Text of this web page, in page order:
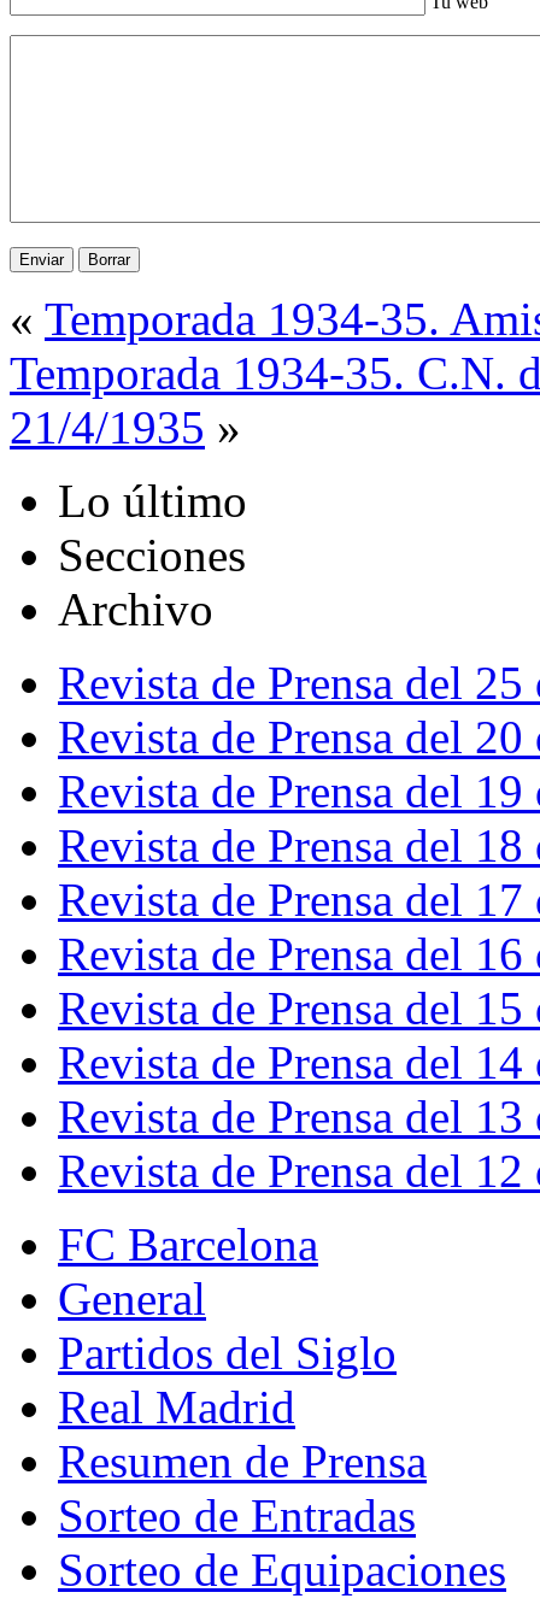
« Temporada 1934-35.
Temporada 1934-35. C.N.
21/4/1935 »
Lo último
Secciones
Archivo
Revista de Prensa del
Revista de Prensa del
Revista de Prensa del
Revista de Prensa del
Revista de Prensa del
Revista de Prensa del
Revista de Prensa del
Revista de Prensa del
Revista de Prensa del
Revista de Prensa del
FC Barcelona
General
Partidos del Siglo
Real Madrid
Resumen de Prensa
Sorteo de Entradas
Sorteo de Equipaciones